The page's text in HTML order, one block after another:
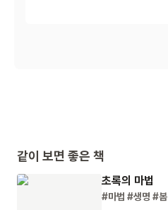
같이 보면 좋은 책
초록의 마법
#마법 #생명 #봄